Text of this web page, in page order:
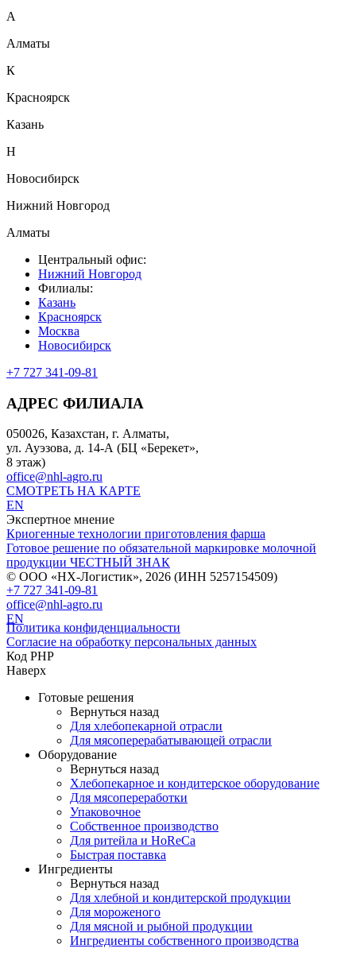
А
Алматы
К
Красноярск
Казань
Н
Новосибирск
Нижний Новгород
Алматы
Центральный офис:
Нижний Новгород
Филиалы:
Казань
Красноярск
Москва
Новосибирск
+7 727 341-09-81
АДРЕС ФИЛИАЛА
050026, Казахстан, г. Алматы,
ул. Ауэзова, д. 14-А (БЦ «Берекет»,
8 этаж)
office@nhl-agro.ru
СМОТРЕТЬ НА КАРТЕ
EN
Экспертное мнение
Криогенные технологии приготовления фарша
Готовое решение по обязательной маркировке молочной
продукции ЧЕСТНЫЙ ЗНАК
© ООО «НХ-Логистик», 2026 (ИНН 5257154509)
+7 727 341-09-81
office@nhl-agro.ru
EN
Политика конфиденциальности
Согласие на обработку персональных данных
Код PHP
Наверх
Готовые решения
Вернуться назад
Для хлебопекарной отрасли
Для мясоперерабатывающей отрасли
Оборудование
Вернуться назад
Хлебопекарное и кондитерское оборудование
Для мясопереработки
Упаковочное
Собственное производство
Для ритейла и HoReCa
Быстрая поставка
Ингредиенты
Вернуться назад
Для хлебной и кондитерской продукции
Для мороженого
Для мясной и рыбной продукции
Ингредиенты собственного производства